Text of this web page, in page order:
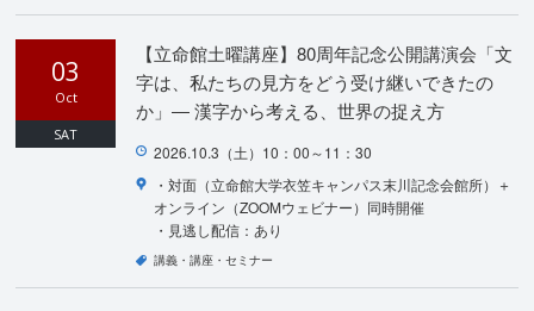
03
Oct
SAT
【立命館土曜講座】80周年記念公開講演会「文
字は、私たちの見方をどう受け継いできたの
か」― 漢字から考える、世界の捉え方
2026.10.3（土）10：00～11：30
・対面（立命館大学衣笠キャンパス末川記念会館所）＋
オンライン（ZOOMウェビナー）同時開催
・見逃し配信：あり
講義・講座・セミナー